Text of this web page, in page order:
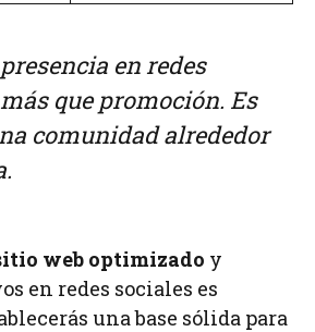
en redes
que promoción. Es
comunidad alrededor
web optimizado y
en redes sociales es
una base sólida para